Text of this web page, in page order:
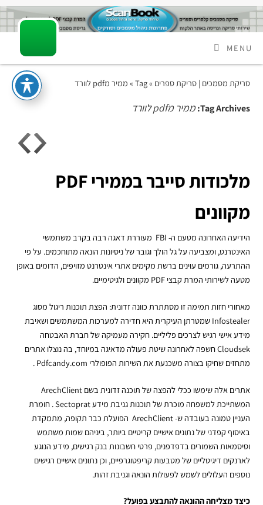
MENU
סריקת מסמכים | סריקת ספרים » Tag » ממיר מpdf לוורד
Tag Archives: ממיר מpdf לוורד
מלכודות סייבר בממירי PDF
מקוונים
הידיעה האחרונה מטעם ה- FBI מעוררת דאגה רבה בקרב משתמשי
האינטרנט, ומצביעה על גל הולך וגובר של ניסיונות הונאה מתוחכמים. על פי
ההתרעה, גורמים עוינים ברשת מקימים אתרי אינטרנט מזויפים, הדומים באופן
מטעה לשירותי המרת קבצי PDF מקוונים ולגיטימיים.
מאחורי חזות תמימה זו מסתתרת כוונה זדונית: הפצת תוכנות ריגול מסוג
Infostealer שמטרתן העיקרית היא חדירה למערכות המשתמשים ושאיבת
מידע אישי רגיש לצרכים פליליים. חקירה מעמיקה של חברת האבטחה
Cloudsek חשפה לאחרונה שיטת פעולה מדאיגה במיוחד, בה נוצלו אתרים
מתחזים שחיקו בצורה משכנעת את השירות הפופולרי Pdfcandy.com .
אתרים אלה שימשו ככלי להפצה של תוכנה זדונית בשם ArechClient
המשתייכת למשפחה מוכרת של תוכנות גניבת מידע Sectoprat . חומרת
העניין טמונה בעובדה ש- ArechClient הפועלת כבר תקופה, מתמקדת
באיסוף קפדני של נתונים אישיים קריטיים ביותר, ביניהם שמות משתמש
וסיסמאות השמורים בדפדפנים, פרטי חשבונות בנק רגישים, מידע הנוגע
לארנקים דיגיטליים של מטבעות קריפטוגרפיים, וכן נתונים אישיים רגישים
נוספים העלולים לשמש לפעולות הונאה וגניבת זהות.
כיצד מצליחה ההונאה להתבצע בפועל?